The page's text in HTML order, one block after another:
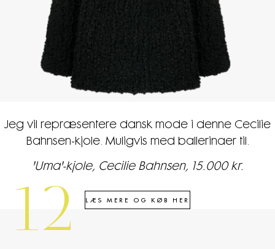
Jeg vil repræsentere dansk mode i denne Cecilie
Bahnsen-kjole. Muligvis med ballerinaer til.
'Uma'-kjole, Cecilie Bahnsen, 15.000 kr.
LÆS MERE OG KØB HER
12